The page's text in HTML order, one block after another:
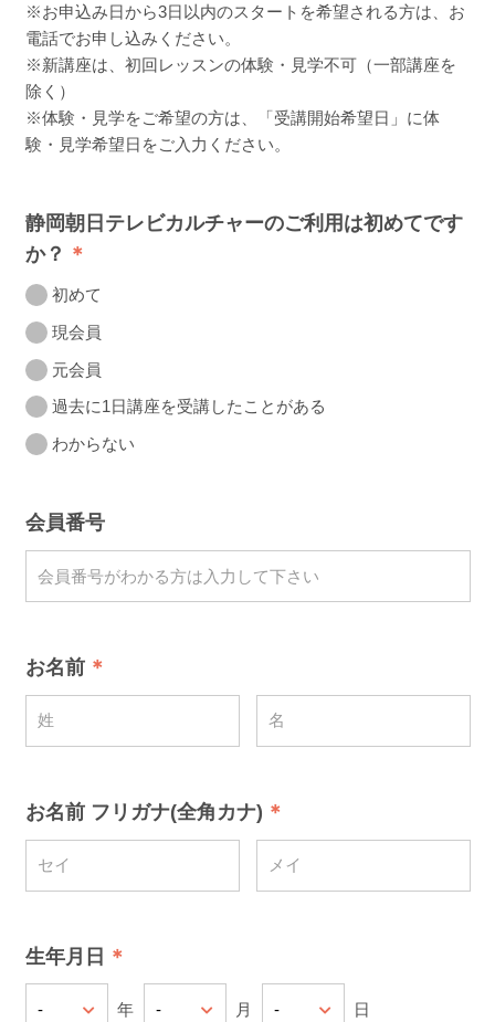
※お申込み日から3日以内のスタートを希望される方は、お
電話でお申し込みください。
※新講座は、初回レッスンの体験・見学不可（一部講座を
除く）
※体験・見学をご希望の方は、「受講開始希望日」に体
験・見学希望日をご入力ください。
静岡朝日テレビカルチャーのご利用は初めてです
か？
初めて
現会員
元会員
過去に1日講座を受講したことがある
わからない
会員番号
お名前
お名前 フリガナ(全角カナ)
生年月日
年 月 日